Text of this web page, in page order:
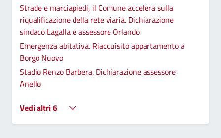
Strade e marciapiedi, il Comune accelera sulla
riqualificazione della rete viaria. Dichiarazione
sindaco Lagalla e assessore Orlando
Emergenza abitativa. Riacquisito appartamento a
Borgo Nuovo
Stadio Renzo Barbera. Dichiarazione assessore
Anello
Vedi altri 6